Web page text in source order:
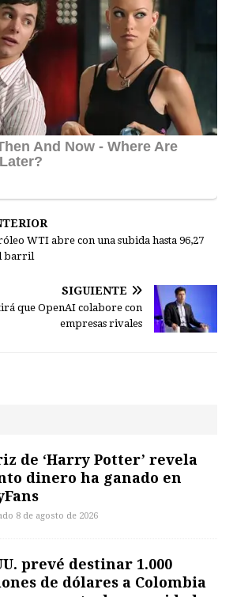
WTI abre con una subida hasta 96,27
barril
SIGUIENTE
que OpenAI colabore con
empresas rivales
de ‘Harry Potter’ revela
dinero ha ganado en
8 de agosto de 2026
prevé destinar 1.000
de dólares a Colombia